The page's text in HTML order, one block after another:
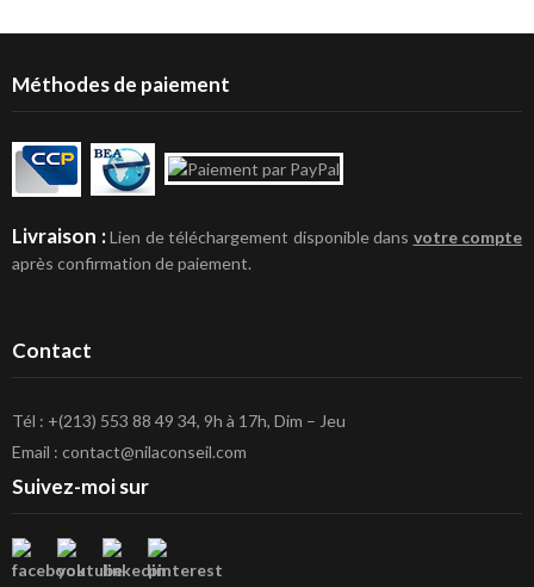
Méthodes de paiement
Livraison :Lien de téléchargement disponible dans votre compte
après confirmation de paiement.
Contact
Tél : +(213) 553 88 49 34, 9h à 17h, Dim – Jeu
Email : contact@nilaconseil.com
Suivez-moi sur